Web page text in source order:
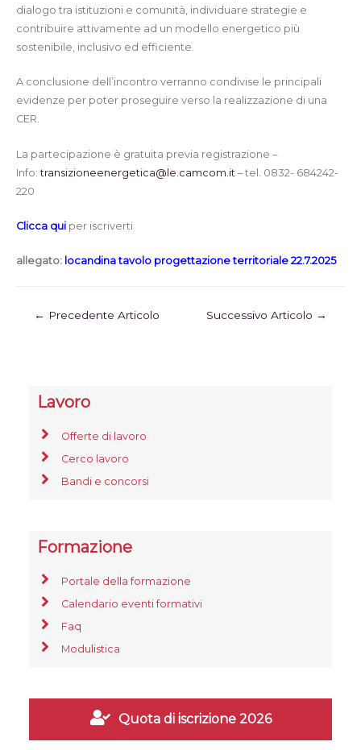
dialogo tra istituzioni e comunità, individuare strategie e
contribuire attivamente ad un modello energetico più
sostenibile, inclusivo ed efficiente.
A conclusione dell’incontro verranno condivise le principali
evidenze per poter proseguire verso la realizzazione di una
CER.
La partecipazione è gratuita previa registrazione –
Info:transizioneenergetica@le.camcom.it – tel. 0832- 684242-
220
Clicca qui per iscriverti
allegato: locandina tavolo progettazione territoriale 22.7.2025
← Precedente Articolo Successivo Articolo →
Lavoro
Offerte di lavoro
Cerco lavoro
Bandi e concorsi
Formazione
Portale della formazione
Calendario eventi formativi
Faq
Modulistica
Quota di iscrizione 2026